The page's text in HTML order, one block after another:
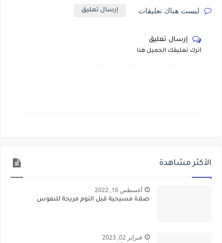
ليست هناك تعليقات إرسال تعليق
إرسال تعليق
أترك تعليقك الجميل هنا
الأكثر مشاهدة
أغسطس 16, 2022
صلاة مسيحية قبل النوم مريحة للنفوس
فبراير 02, 2023